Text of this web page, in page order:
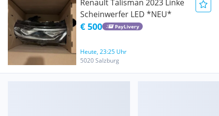
Renault Talisman 2023 Linke
Scheinwerfer LED *NEU*
€ 500 PayLivery
Heute, 23:25 Uhr
5020 Salzburg